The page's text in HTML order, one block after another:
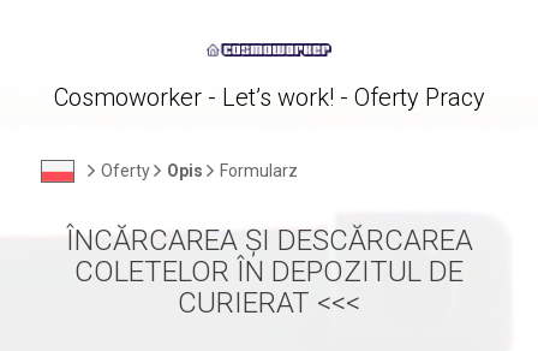
Cosmoworker - Let’s work! - Oferty Pracy
Oferty Opis Formularz
ÎNCĂRCAREA ȘI DESCĂRCAREA
COLETELOR ÎN DEPOZITUL DE
CURIERAT <<<